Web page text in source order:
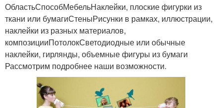
ОбластьСпособМебельНаклейки, плоские фигурки из
ткани или бумагиСтеныРисунки в рамках, иллюстрации,
наклейки из разных материалов,
композицииПотолокСветодиодные или обычные
наклейки, гирлянды, объемные фигуры из бумаги
Рассмотрим подробнее наши возможности.